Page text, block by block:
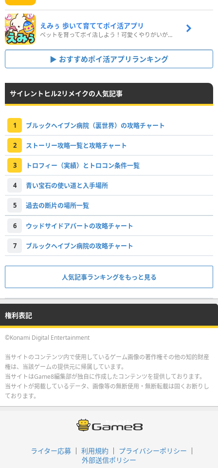
えみぅ 歩いて育ててポイ活アプリ
ペットを育ってポイ活しよう！可愛くやりがいがある新感覚アプリ
おすすめポイ活アプリランキング
サイレントヒル2リメイクの人気記事
1 ブルックヘイブン病院（裏世界）の攻略チャート
2 ストーリー攻略一覧と攻略チャート
3 トロフィー（実績）とトロコン条件一覧
4 青い宝石の使い道と入手場所
5 過去の断片の場所一覧
6 ウッドサイドアパートの攻略チャート
7 ブルックヘイブン病院の攻略チャート
人気記事ランキングをもっと見る
権利表記
©Konami Digital Entertainment
当サイトのコンテンツ内で使用しているゲーム画像の著作権その他の知的財産
権は、当該ゲームの提供元に帰属しています。
当サイトはGame8編集部が独自に作成したコンテンツを提供しております。
当サイトが掲載しているデータ、画像等の無断使用・無断転載は固くお断りし
ております。
ライター応募 利用規約
プライバシーポリシー
外部送信ポリシー